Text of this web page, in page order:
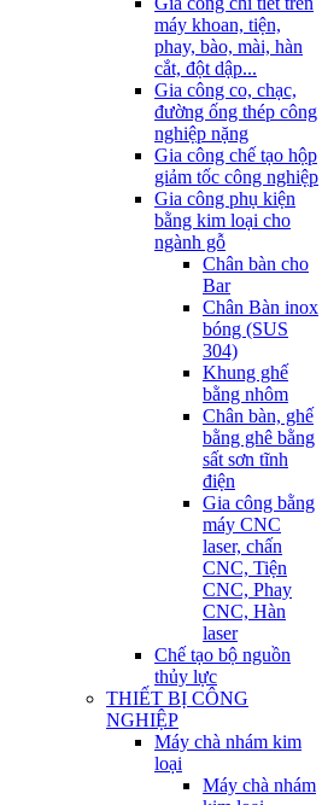
máy khoan, tiện,
phay, bào, mài, hàn
cắt, đột dập...
Gia công co, chạc,
đường ống thép công
nghiệp nặng
Gia công chế tạo hộp
giảm tốc công nghiệp
Gia công phụ kiện
bằng kim loại cho
ngành gỗ
Chân bàn cho
Bar
Chân Bàn inox
bóng (SUS
304)
Khung ghế
bằng nhôm
Chân bàn, ghế
bằng ghê bằng
sất sơn tĩnh
điện
Gia công bằng
máy CNC
laser, chấn
CNC, Tiện
CNC, Phay
CNC, Hàn
laser
Chế tạo bộ nguồn
thủy lực
THIẾT BỊ CÔNG
NGHIỆP
Máy chà nhám kim
loại
Máy chà nhám